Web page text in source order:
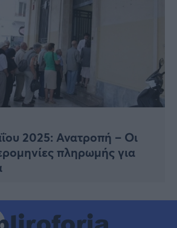
2025: Ανατροπή – Οι
πληρωμής για